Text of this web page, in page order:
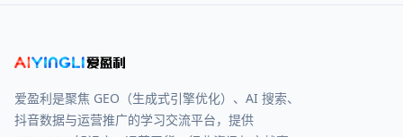
爱盈利是聚焦 GEO（生成式引擎优化）、AI 搜索、
抖音数据与运营推广的学习交流平台，提供